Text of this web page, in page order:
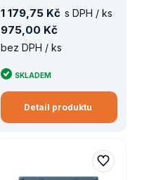
1 179 75 Kč s DPH / ks
975,00 Kč
bez DPH / ks
SKLADEM
Detail produktu